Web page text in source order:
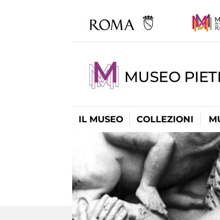
MUSEO
IL MUSEO COLLEZIONI